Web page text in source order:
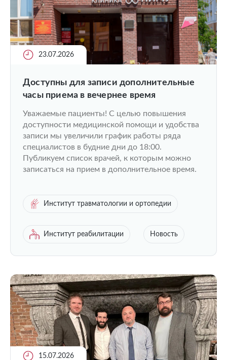
23.07.2026
Доступны для записи дополнительные
часы приема в вечернее время
Уважаемые пациенты! С целью повышения
доступности медицинской помощи и удобства
записи мы увеличили график работы ряда
специалистов в будние дни до 18:00.
Публикуем список врачей, к которым можно
записаться на прием в дополнительное время.
Институт травматологии и ортопедии
Институт реабилитации Новость
15.07.2026